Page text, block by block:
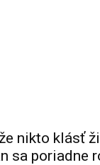
nikto klásť
sa poriadne